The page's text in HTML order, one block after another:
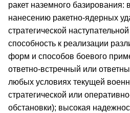
ракет наземного базирования:
нанесению ракетно-ядерных
стратегической
способность к реализации
форм и способов боевого
ответно-встречный или
любых условиях текущей
стратегической или
обстановки); высокая